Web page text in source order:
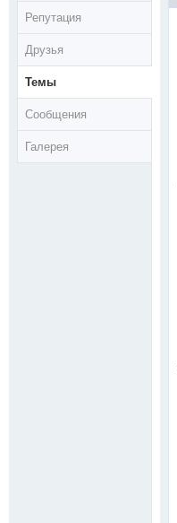
Репутация
Друзья
Темы
Сообщения
Галерея